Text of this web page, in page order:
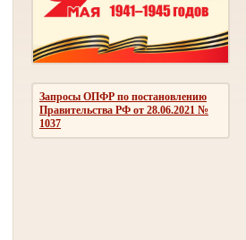
Запросы ОПФР по постановлению
Правительства РФ от 28.06.2021 №
1037